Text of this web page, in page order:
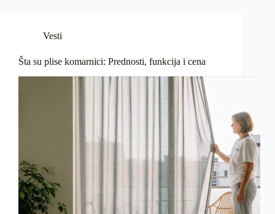
Vesti
Šta su plise komarnici: Prednosti, funkcija i cena